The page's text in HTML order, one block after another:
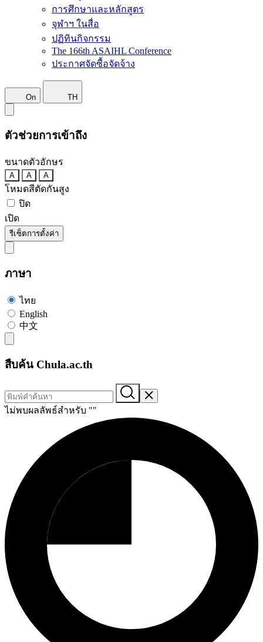
การศึกษาและหลักสูตร
จุฬาฯ ในสื่อ
ปฏิทินกิจกรรม
The 166th ASAIHL Conference
ประกาศจัดซื้อจัดจ้าง
On TH
ตัวช่วยการเข้าถึง
ขนาดตัวอักษร
A A A
โหมดสีตัดกันสูง
ปิด
เปิด
รีเซ็ตการตั้งค่า
ภาษา
ไทย
English
中文
สืบค้น Chula.ac.th
ไม่พบผลลัพธ์สำหรับ ""